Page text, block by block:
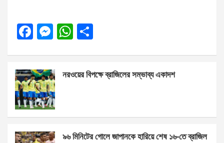
F
b
o
o
k
M
n
g
er
W
s
p
e
নরওয়ের বিপক্ষে ব্রাজিলের সম্ভাব্য একাদশ
৯৬ মিনিটের গোলে জাপানকে হারিয়ে শেষ ১৬-তে ব্রাজিল